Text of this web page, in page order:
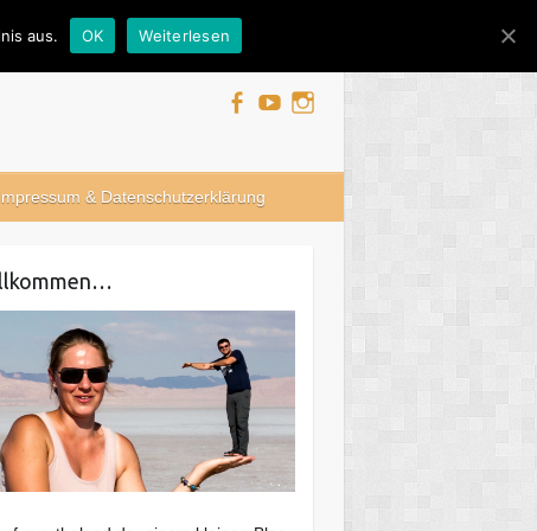
& Datenschutzerklärung
aus. OK Weiterlesen